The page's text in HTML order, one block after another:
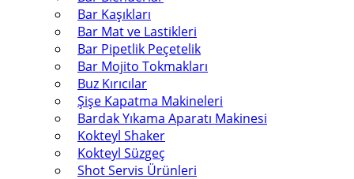
Bar Kaşıkları
Bar Mat ve Lastikleri
Bar Pipetlik Peçetelik
Bar Mojito Tokmakları
Buz Kırıcılar
Şişe Kapatma Makineleri
Bardak Yıkama Aparatı Makinesi
Kokteyl Shaker
Kokteyl Süzgeç
Shot Servis Ürünleri